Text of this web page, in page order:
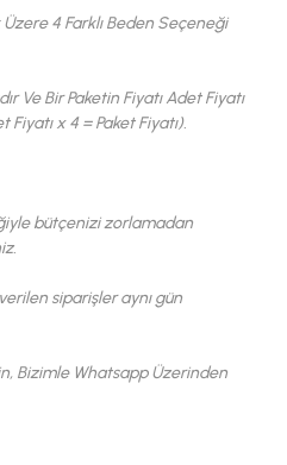
4 Farklı Beden Seçeneği
Ve Bir Paketin Fiyatı Adet Fiyatı
Fiyatı x 4 = Paket Fiyatı).
bütçenizi zorlamadan
siparişler aynı gün
Bizimle Whatsapp Üzerinden